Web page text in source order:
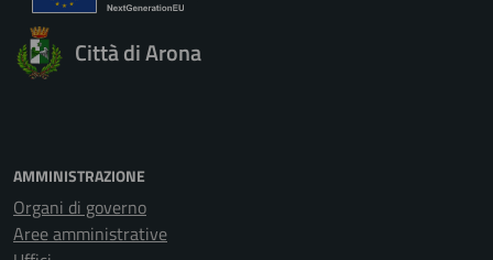
Città di Arona
AMMINISTRAZIONE
Organi di governo
Aree amministrative